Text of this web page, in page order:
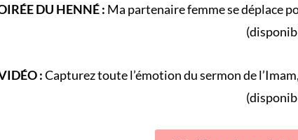
DU HENNÉ : Ma partenaire femme se déplace
:Capturez toute l’émotion dusermon de l’Imam